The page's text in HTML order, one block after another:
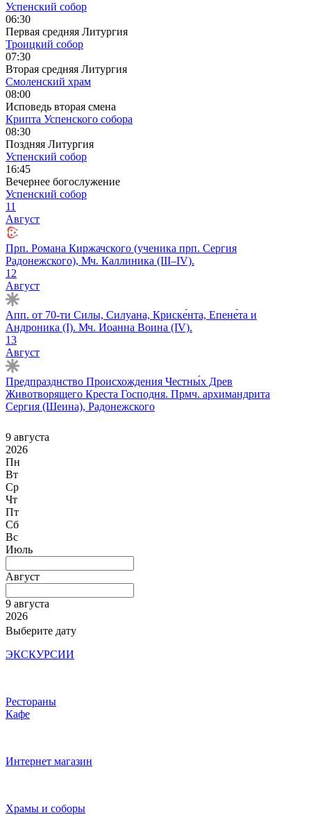
Успенский собор
06:30
Первая средняя Литургия
Троицкий собор
07:30
Вторая средняя Литургия
Смоленский храм
08:00
Исповедь вторая смена
Крипта Успенского собора
08:30
Поздняя Литургия
Успенский собор
16:45
Вечернее богослужение
Успенский собор
11
Август
Прп. Романа Киржачского (ученика прп. Сергия
Радонежского), Мч. Каллиника (III–IV).
12
Август
Апп. от 70-ти Силы, Силуана, Криске́нта, Епене́та и
Андроника (I). Мч. Иоанна Воина (IV).
13
Август
Предпразднство Происхождения Честны́х Древ
Животворящего Креста Господня. Прмч. архимандрита
Сергия (Шеина), Радонежского
9 августа
2026
Пн
Вт
Ср
Чт
Пт
Сб
Вс
Июль
Август
9 августа
2026
Выберите дату
ЭКСКУРСИИ
Рестораны
Кафе
Интернет магазин
Храмы и соборы